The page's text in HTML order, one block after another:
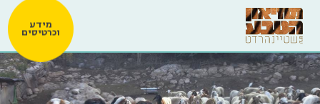
מידע
וכרטיסים